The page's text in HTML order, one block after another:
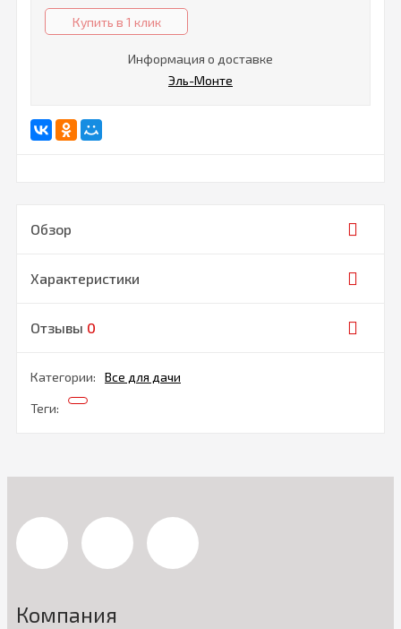
Купить в 1 клик
Информация о доставке
Эль-Монте
Обзор
Характеристики
Отзывы 0
Категории: Все для дачи
Теги:
Компания